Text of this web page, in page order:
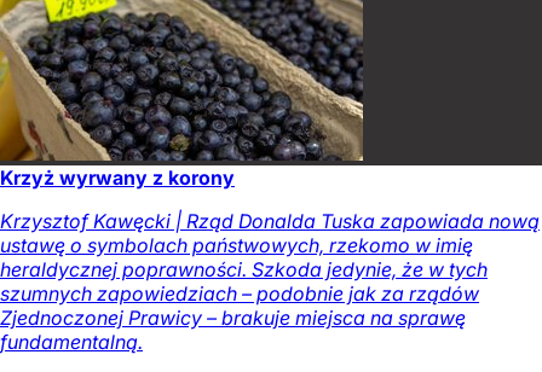
Krzyż wyrwany z korony
Krzysztof Kawęcki | Rząd Donalda Tuska zapowiada nową
ustawę o symbolach państwowych, rzekomo w imię
heraldycznej poprawności. Szkoda jedynie, że w tych
szumnych zapowiedziach – podobnie jak za rządów
Zjednoczonej Prawicy – brakuje miejsca na sprawę
fundamentalną.